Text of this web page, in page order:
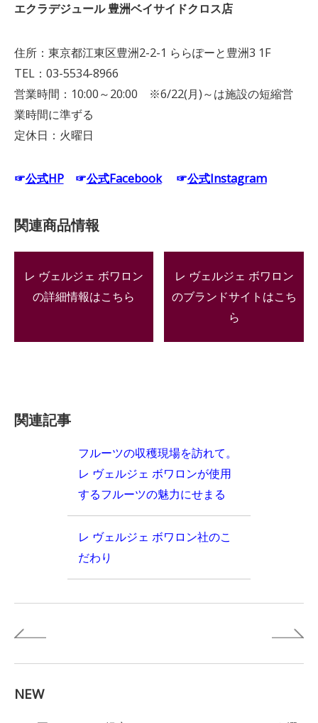
エクラデジュール 豊洲ベイサイドクロス店
住所：東京都江東区豊洲2-2-1 ららぽーと豊洲3 1F
TEL：03-5534-8966
営業時間：10:00～20:00 ※6/22(月)～は施設の短縮営
業時間に準ずる
定休日：火曜日
☞公式HP☞公式Facebook☞公式Instagram
関連商品情報
レ ヴェルジェ ボワロン
の詳細情報はこちら
レ ヴェルジェ ボワロン
のブランドサイトはこち
ら
関連記事
フルーツの収穫現場を訪れて。
レ ヴェルジェ ボワロンが使用
するフルーツの魅力にせまる
レ ヴェルジェ ボワロン社のこ
だわり
NEW